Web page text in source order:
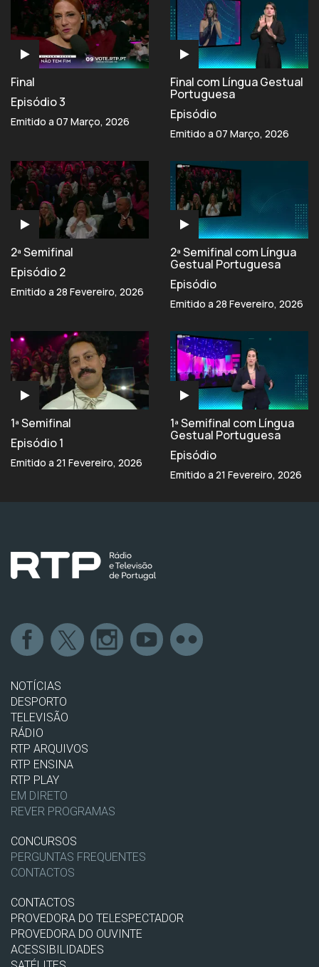
Final
Episódio 3
Emitido a 07 Março, 2026
Final com Língua Gestual
Portuguesa
Episódio
Emitido a 07 Março, 2026
2ª Semifinal
Episódio 2
Emitido a 28 Fevereiro, 2026
2ª Semifinal com Língua
Gestual Portuguesa
Episódio
Emitido a 28 Fevereiro, 2026
1ª Semifinal
Episódio 1
Emitido a 21 Fevereiro, 2026
1ª Semifinal com Língua
Gestual Portuguesa
Episódio
Emitido a 21 Fevereiro, 2026
NOTÍCIAS
DESPORTO
TELEVISÃO
RÁDIO
RTP ARQUIVOS
RTP ENSINA
RTP PLAY
EM DIRETO
REVER PROGRAMAS
CONCURSOS
PERGUNTAS FREQUENTES
CONTACTOS
CONTACTOS
PROVEDORA DO TELESPECTADOR
PROVEDORA DO OUVINTE
ACESSIBILIDADES